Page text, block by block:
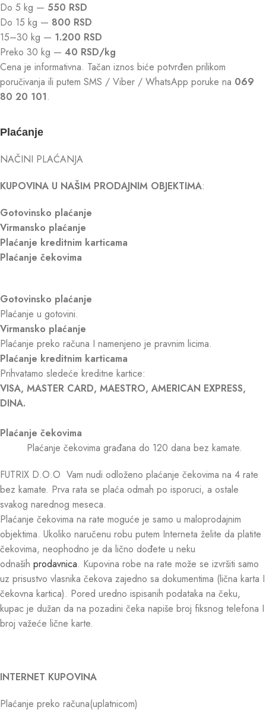
Do 5 kg — 550 RSD
Do 15 kg — 800 RSD
15–30 kg — 1.200 RSD
Preko 30 kg — 40 RSD/kg
Cena je informativna. Tačan iznos biće potvrđen prilikom
poručivanja ili putem SMS / Viber / WhatsApp poruke na 069
80 20 101.
Plaćanje
NAČINI PLAĆANJA
KUPOVINA U NAŠIM PRODAJNIM OBJEKTIMA:
Gotovinsko plaćanje
Virmansko plaćanje
Plaćanje kreditnim karticama
Plaćanje čekovima
Gotovinsko plaćanje
Plaćanje u gotovini.
Virmansko plaćanje
Plaćanje preko računa I namenjeno je pravnim licima.
Plaćanje kreditnim karticama
Prihvatamo sledeće kreditne kartice:
VISA, MASTER CARD, MAESTRO, AMERICAN EXPRESS,
DINA.
Plaćanje čekovima
Plaćanje čekovima građana do 120 dana bez kamate.
FUTRIX D.O.O Vam nudi odloženo plaćanje čekovima na 4 rate
bez kamate. Prva rata se plaća odmah po isporuci, a ostale
svakog narednog meseca.
Plaćanje čekovima na rate moguće je samo u maloprodajnim
objektima. Ukoliko naručenu robu putem Interneta želite da platite
čekovima, neophodno je da lično dođete u neku
odnaših prodavnica. Kupovina robe na rate može se izvršiti samo
uz prisustvo vlasnika čekova zajedno sa dokumentima (lična karta I
čekovna kartica). Pored uredno ispisanih podataka na čeku,
kupac je dužan da na pozadini čeka napiše broj fiksnog telefona I
broj važeće lične karte.
INTERNET KUPOVINA
Plaćanje preko računa(uplatnicom)